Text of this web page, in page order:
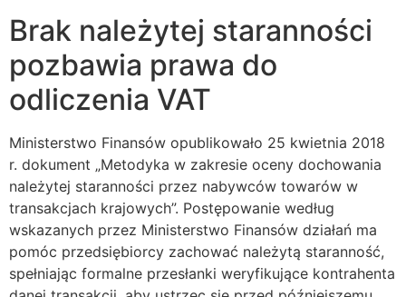
Brak należytej staranności
pozbawia prawa do
odliczenia VAT
Ministerstwo Finansów opublikowało 25 kwietnia 2018
r. dokument „Metodyka w zakresie oceny dochowania
należytej staranności przez nabywców towarów w
transakcjach krajowych”. Postępowanie według
wskazanych przez Ministerstwo Finansów działań ma
pomóc przedsiębiorcy zachować należytą staranność,
spełniając formalne przesłanki weryfikujące kontrahenta